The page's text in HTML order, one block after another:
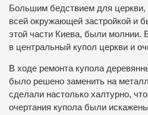
Большим бедствием для
всей окружающей застройкой и
этой части Киева, были молнии.
в центральный купол церкви и
В ходе ремонта купола
было решено заменить на
сделали настолько халтурно,
очертания купола были